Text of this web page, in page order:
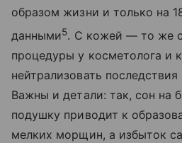
образом жизни и только на
данными5. С кожей — то же
процедуры у косметолога и
нейтрализовать
Важны и детали: так, сон на
подушку приводит к
мелких морщин, а избыток